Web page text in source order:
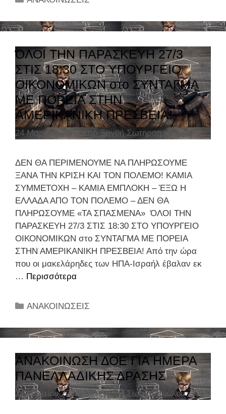
λ
λ
α
δ
ι
κ
ή
Η
μ
α
Δ
ρ
ά
σ
η
ς
τ
γ
ο
ρ
ί
ε
ς
ΌΛΟΙ ΤΗΝ ΠΑΡΑΣΚΕΥΗ 27/3
ΣΤΙΣ 18:30 ΣΤΟ ΥΠΟΥΡΓΕΙΟ
ΟΙΚΟΝΟΜΙΚΩΝ στο ΣΥΝΤΑΓΜΑ
ΜΕ ΠΟΡΕΙΑ ΣΤΗΝ
ΑΜΕΡΙΚΑΝΙΚΗ ΠΡΕΣΒΕΙΑ!
24 Μαρτίου 2026 Από Ξανθή Σωτηροπούλου
ΔΕΝ ΘΑ ΠΕΡΙΜΕΝΟΥΜΕ ΝΑ ΠΛΗΡΩΣΟΥΜΕ
ΞΑΝΑ ΤΗΝ ΚΡΙΣΗ ΚΑΙ ΤΟΝ ΠΟΛΕΜΟ! ΚΑΜΙΑ
ΣΥΜΜΕΤΟΧΗ – ΚΑΜΙΑ ΕΜΠΛΟΚΗ – ΈΞΩ Η
ΕΛΛΑΔΑ ΑΠΟ ΤΟΝ ΠΟΛΕΜΟ – ΔΕΝ ΘΑ
ΠΛΗΡΩΣΟΥΜΕ «ΤΑ ΣΠΑΣΜΕΝΑ» ΌΛΟΙ ΤΗΝ
ΠΑΡΑΣΚΕΥΗ 27/3 ΣΤΙΣ 18:30 ΣΤΟ ΥΠΟΥΡΓΕΙΟ
ΟΙΚΟΝΟΜΙΚΩΝ στο ΣΥΝΤΑΓΜΑ ΜΕ ΠΟΡΕΙΑ
ΣΤΗΝ ΑΜΕΡΙΚΑΝΙΚΗ ΠΡΕΣΒΕΙΑ! Από την ώρα
που οι μακελάρηδες των ΗΠΑ-Ισραήλ έβαλαν εκ
… Περισσότερα
Ο
Τ
Η
Ν
Π
Α
Ρ
Α
Κ
τ
γ
ο
ρ
ί
ΑΝΑΚΟΙΝΩΣΕΙΣ
ΑΝΑΚΟΙΝΩΣΗ ΔΟΕ ΓΙΑ ΗΜΕΡΑ
ΠΑΝΕΛΛΑΔΙΚΗΣ ΔΡΑΣΗΣ
24 Μαρτίου 2026 ΑπόΞανθή Σωτηροπούλου